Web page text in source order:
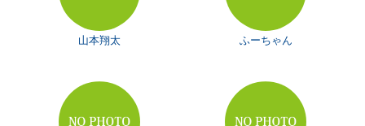
山本翔太 ふーちゃん